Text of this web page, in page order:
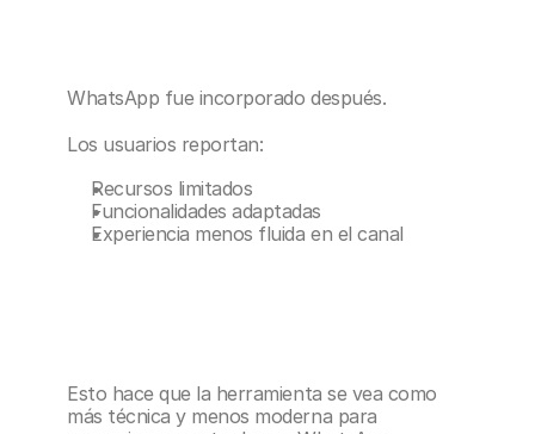
WhatsApp fue incorporado después.
Los usuarios reportan:
Recursos limitados
Funcionalidades adaptadas
Experiencia menos fluida en el canal
Esto hace que la herramienta se vea como
más técnica y menos moderna para